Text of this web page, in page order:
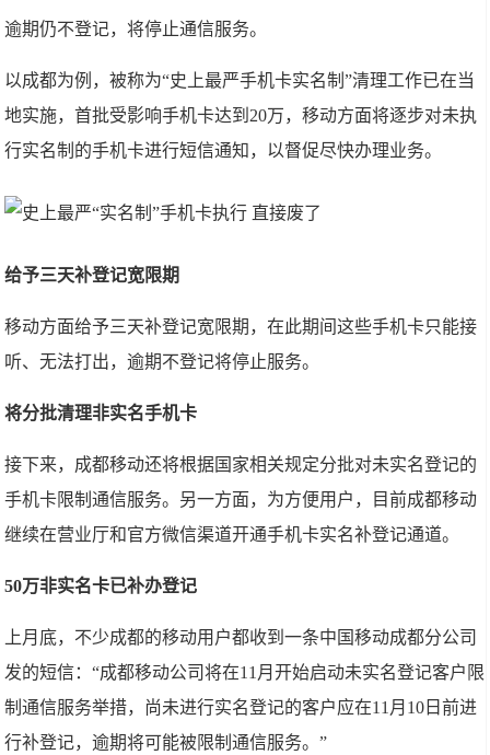
逾期仍不登记，将停止通信服务。
以成都为例，被称为“史上最严手机卡实名制”清理工作已在当
地实施，首批受影响手机卡达到20万，移动方面将逐步对未执
行实名制的手机卡进行短信通知，以督促尽快办理业务。
给予三天补登记宽限期
移动方面给予三天补登记宽限期，在此期间这些手机卡只能接
听、无法打出，逾期不登记将停止服务。
将分批清理非实名手机卡
接下来，成都移动还将根据国家相关规定分批对未实名登记的
手机卡限制通信服务。另一方面，为方便用户，目前成都移动
继续在营业厅和官方微信渠道开通手机卡实名补登记通道。
50万非实名卡已补办登记
上月底，不少成都的移动用户都收到一条中国移动成都分公司
发的短信：“成都移动公司将在11月开始启动未实名登记客户限
制通信服务举措，尚未进行实名登记的客户应在11月10日前进
行补登记，逾期将可能被限制通信服务。”